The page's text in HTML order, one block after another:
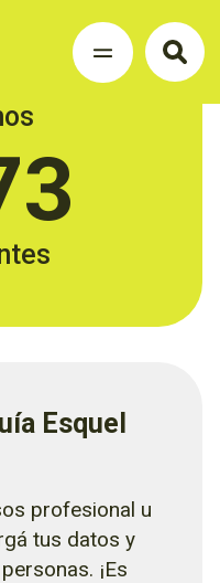
Esquel
profesional u
tus datos y
¡Es